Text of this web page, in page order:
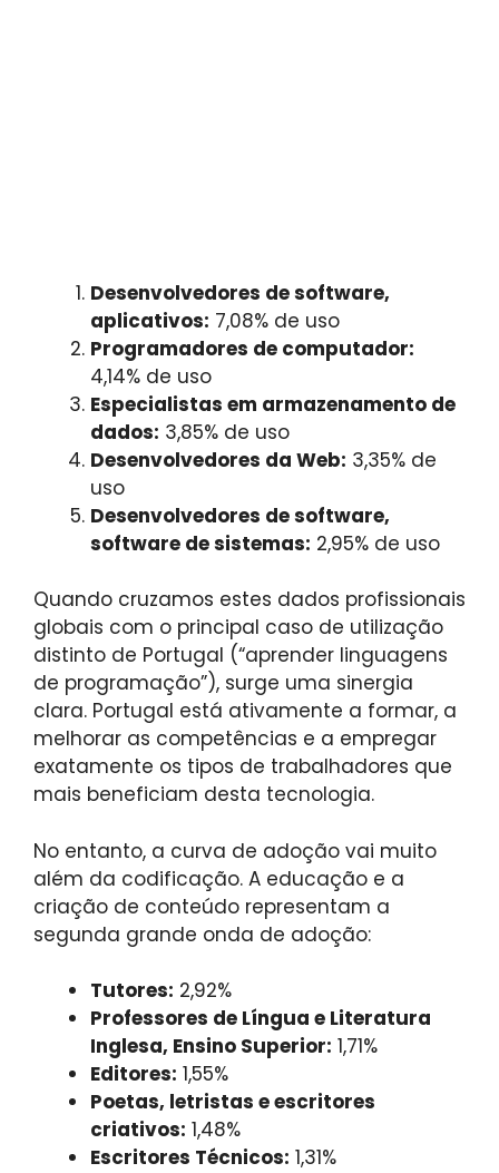
Desenvolvedores de software,
aplicativos: 7,08% de uso
Programadores de computador:
4,14% de uso
Especialistas em armazenamento de
dados: 3,85% de uso
Desenvolvedores da Web: 3,35% de
uso
Desenvolvedores de software,
software de sistemas: 2,95% de uso
Quando cruzamos estes dados profissionais
globais com o principal caso de utilização
distinto de Portugal (“aprender linguagens
de programação”), surge uma sinergia
clara. Portugal está ativamente a formar, a
melhorar as competências e a empregar
exatamente os tipos de trabalhadores que
mais beneficiam desta tecnologia.
No entanto, a curva de adoção vai muito
além da codificação. A educação e a
criação de conteúdo representam a
segunda grande onda de adoção:
Tutores: 2,92%
Professores de Língua e Literatura
Inglesa, Ensino Superior: 1,71%
Editores: 1,55%
Poetas, letristas e escritores
criativos: 1,48%
Escritores Técnicos: 1,31%